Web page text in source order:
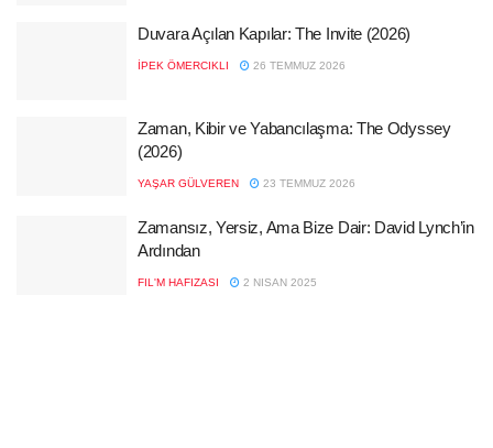
Duvara Açılan Kapılar: The Invite (2026)
İPEK ÖMERCIKLI 26 TEMMUZ 2026
Zaman, Kibir ve Yabancılaşma: The Odyssey
(2026)
YAŞAR GÜLVEREN 23 TEMMUZ 2026
Zamansız, Yersiz, Ama Bize Dair: David Lynch’in
Ardından
FIL'M HAFIZASI 2 NISAN 2025